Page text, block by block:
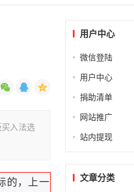
入法选
的，上一
用户中心
微信登陆
用户中心
捐助清单
网站推广
站内提现
文章分类